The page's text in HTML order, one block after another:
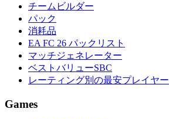
チームビルダー
パック
消耗品
EA FC 26 パックリスト
マッチジェネレーター
ベストバリューSBC
レーティング別の最安プレイヤー
Games